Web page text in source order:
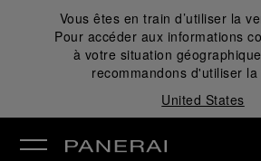
Vous êtes en train d’utiliser la
Pour accéder aux informations
à votre situation
recommandons d'utiliser
United States